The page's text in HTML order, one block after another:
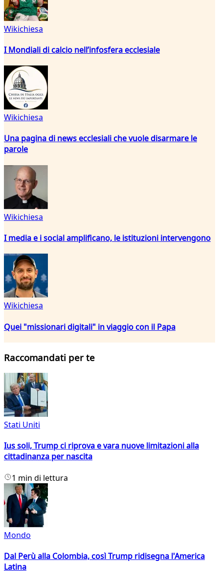
Wikichiesa
I Mondiali di calcio nell’infosfera ecclesiale
Wikichiesa
Una pagina di news ecclesiali che vuole disarmare le
parole
Wikichiesa
I media e i social amplificano, le istituzioni intervengono
Wikichiesa
Quei "missionari digitali" in viaggio con il Papa
Raccomandati per te
Stati Uniti
Ius soli, Trump ci riprova e vara nuove limitazioni alla
cittadinanza per nascita
1 min di lettura
Mondo
Dal Perù alla Colombia, così Trump ridisegna l'America
Latina